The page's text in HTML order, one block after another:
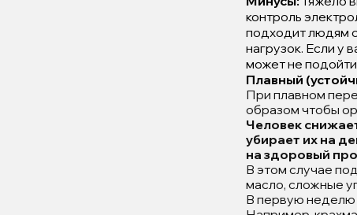
контроль
подходит людям
нагрузок. Если у
может не
Плавный
При плавном
образом чтобы
Человек
убирает их на
на здоровый
В этом случае
масло, сложные
В первую неделю